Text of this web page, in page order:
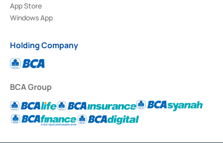
App Store
Windows App
Holding Company
BCA Group